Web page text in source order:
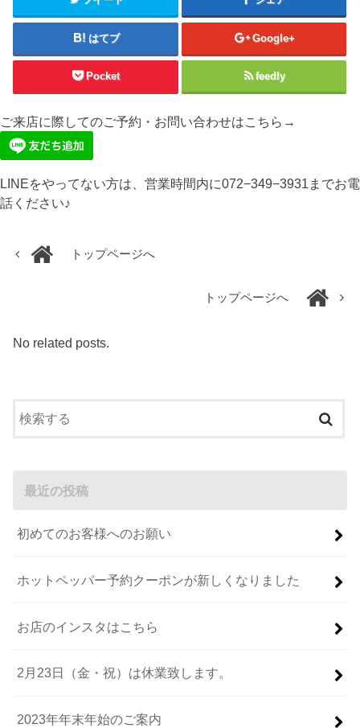
はてブ Google+
Pocket feedly
ご来店に際してのご予約・お問い合わせはこちら→
LINEをやってない方は、営業時間内に072−349−3931までお電
話ください♪
トップページへ
トップページへ
No related posts.
最近の投稿
初めてのお客様へのお願い
ホットペッパー予約クーポンが新しくなりました
お店のインスタはこちら
2月23日（金・祝）は休業致します。
2023年年末年始のご案内